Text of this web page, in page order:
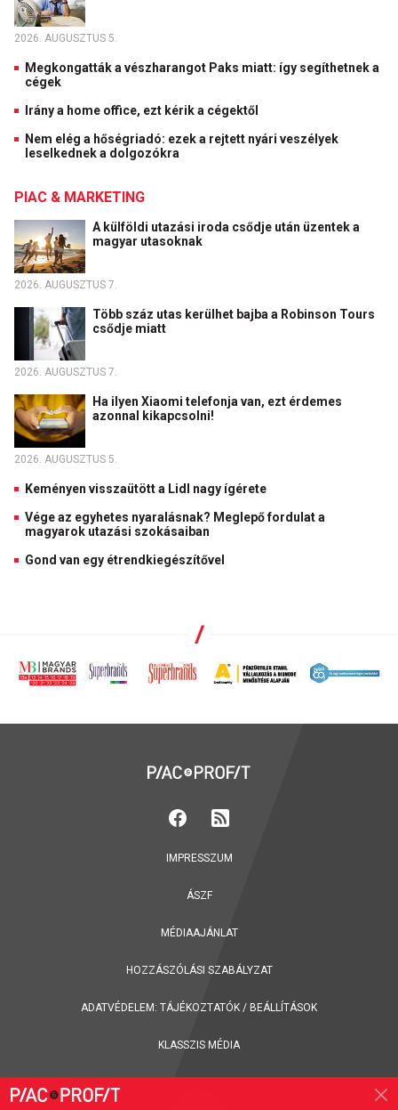
2026. AUGUSZTUS 5.
Megkongatták a vészharangot Paks miatt: így segíthetnek a
cégek
Irány a home office, ezt kérik a cégektől
Nem elég a hőségriadó: ezek a rejtett nyári veszélyek
leselkednek a dolgozókra
PIAC & MARKETING
A külföldi utazási iroda csődje után üzentek a
magyar utasoknak
2026. AUGUSZTUS 7.
Több száz utas kerülhet bajba a Robinson Tours
csődje miatt
2026. AUGUSZTUS 7.
Ha ilyen Xiaomi telefonja van, ezt érdemes
azonnal kikapcsolni!
2026. AUGUSZTUS 5.
Keményen visszaütött a Lidl nagy ígérete
Vége az egyhetes nyaralásnak? Meglepő fordulat a
magyarok utazási szokásaiban
Gond van egy étrendkiegészítővel
IMPRESSZUM
ÁSZF
MÉDIAAJÁNLAT
HOZZÁSZÓLÁSI SZABÁLYZAT
ADATVÉDELEM: TÁJÉKOZTATÓK / BEÁLLÍTÁSOK
KLASSZIS MÉDIA